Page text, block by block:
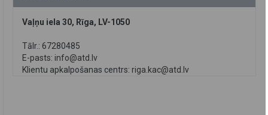
Vaļņu iela 30, Rīga, LV-1050
Tālr.: 67280485
E-pasts: info@atd.lv
Klientu apkalpošanas centrs: riga.kac@atd.lv